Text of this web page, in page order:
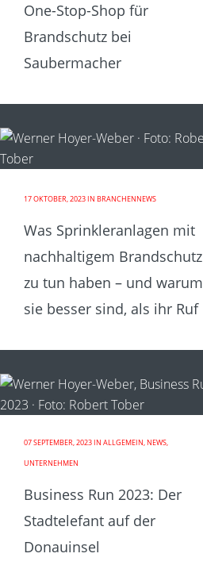
One-Stop-Shop für
Brandschutz bei
Saubermacher
17 OKTOBER, 2023IN BRANCHENNEWS
Was Sprinkleranlagen mit
nachhaltigem Brandschutz
zu tun haben – und warum
sie besser sind, als ihr Ruf
07 SEPTEMBER, 2023IN ALLGEMEIN,NEWS,
UNTERNEHMEN
Business Run 2023: Der
Stadtelefant auf der
Donauinsel